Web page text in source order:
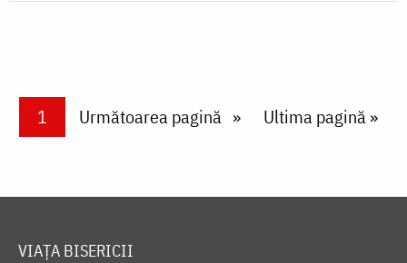
PaginareCurrent page
1 Next page
Următoarea pagină Last page
Ultima pagină »
VIAȚA BISERICII